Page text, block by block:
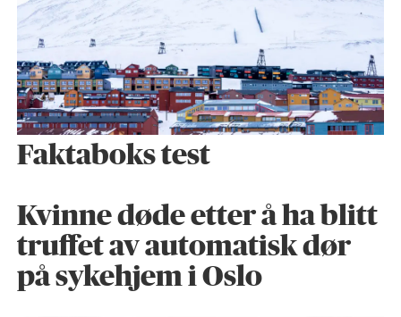
Faktaboks test
Kvinne døde etter å ha blitt
truffet av automatisk dør
på sykehjem i Oslo